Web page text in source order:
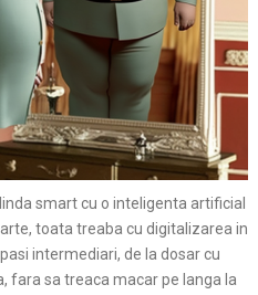
smart cu o inteligenta artificial
toata treaba cu digitalizarea in
intermediari, de la dosar cu
fara sa treaca macar pe langa la